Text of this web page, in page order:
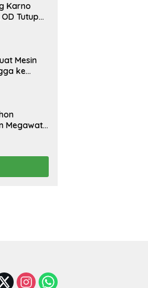
Karno
Tutup
Mesin
ke
Megawati